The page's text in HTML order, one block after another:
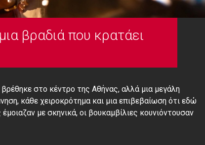
βραδιά που κρατάει
στο κέντρο της Αθήνας, αλλά μια μεγάλη
κάθε χειροκρότημα και μια επιβεβαίωση ότι εδώ
με σκηνικά, οι βουκαμβίλιες κουνιόντουσαν